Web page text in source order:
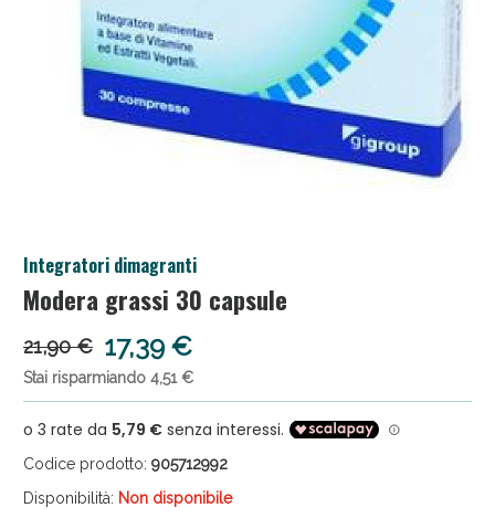
Integratori dimagranti
Modera grassi 30 capsule
21,90 € 17,39 €
Stai risparmiando 4,51 €
Codice prodotto: 905712992
Disponibilità: Non disponibile
Salini e Multivitaminici: oggi Sconto extra fino al